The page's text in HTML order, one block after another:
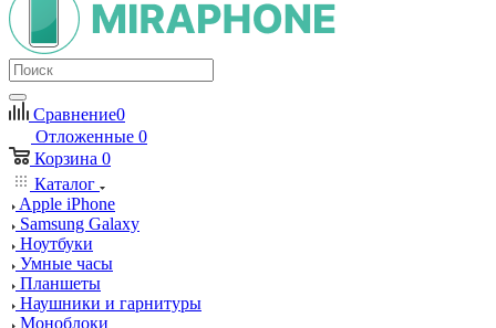
Сравнение0
Отложенные 0
Корзина 0
Каталог
Apple iPhone
Samsung Galaxy
Ноутбуки
Умные часы
Планшеты
Наушники и гарнитуры
Моноблоки